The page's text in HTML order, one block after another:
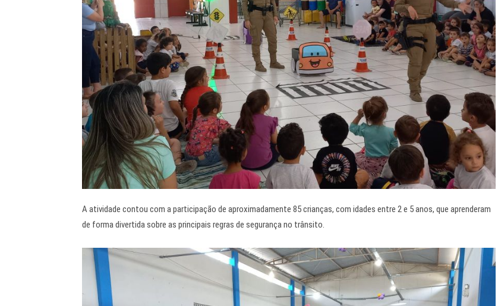
A atividade contou com a participação de aproximadamente 85 crianças, com idades entre 2 e 5 anos, que aprenderam
de forma divertida sobre as principais regras de segurança no trânsito.